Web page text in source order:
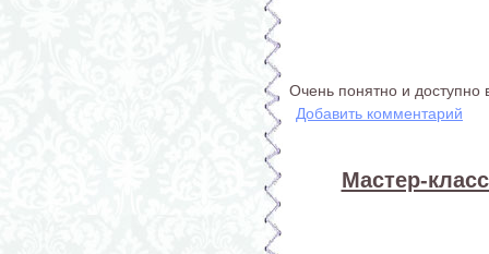
Очень понятно и доступно
Добавить комментарий
Мастер-